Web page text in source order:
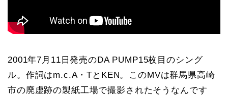
2001年7月11日発売のDA PUMP15枚目のシング
ル。作詞はm.c.A・TとKEN。このMVは群馬県高崎
市の廃虚跡の製紙工場で撮影されたそうなんです